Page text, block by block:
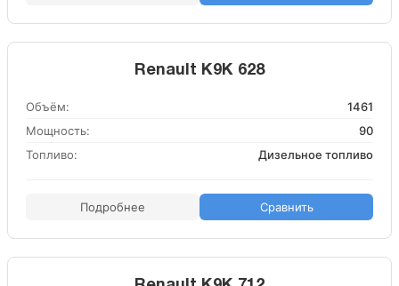
Renault K9K 628
Объём:
1461
Мощность:
90
Топливо:
Дизельное топливо
Подробнее Сравнить